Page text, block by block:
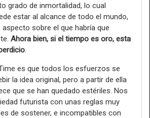
grado de inmortalidad, lo cual
estar al alcance de todo el mundo,
sobre el que habría que
Ahora bien, si el tiempo es oro, esta
.
es que todos los esfuerzos se
la idea original, pero a partir de ella
que se han quedado estériles. Nos
futurista con unas reglas muy
de sostener, e incompatibles con